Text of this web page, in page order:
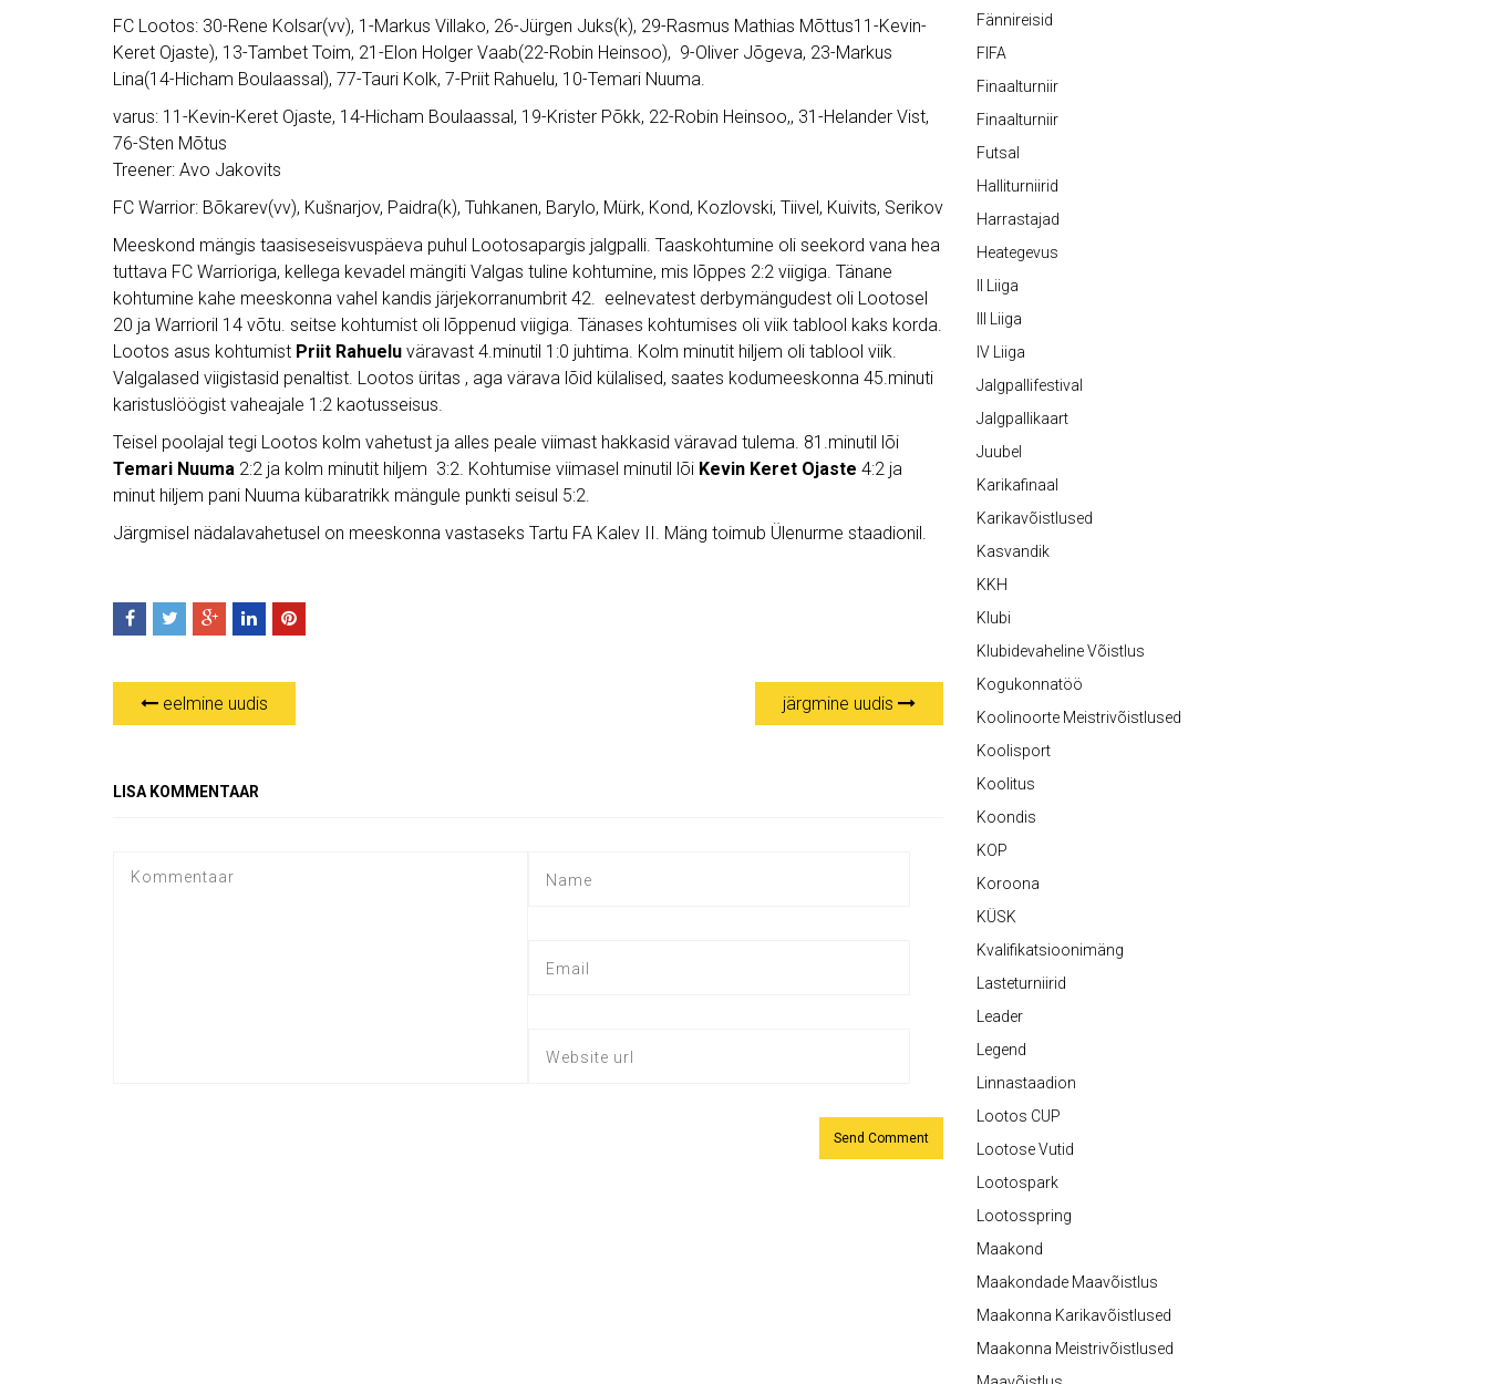
FC Lootos: 30-Rene Kolsar(vv), 1-Markus Villako, 26-Jürgen Juks(k), 29-Rasmus Mathias Mõttus11-Kevin-
Keret Ojaste), 13-Tambet Toim, 21-Elon Holger Vaab(22-Robin Heinsoo), 9-Oliver Jõgeva, 23-Markus
Lina(14-Hicham Boulaassal), 77-Tauri Kolk, 7-Priit Rahuelu, 10-Temari Nuuma.
varus: 11-Kevin-Keret Ojaste, 14-Hicham Boulaassal, 19-Krister Põkk, 22-Robin Heinsoo,, 31-Helander Vist,
76-Sten Mõtus
Treener: Avo Jakovits
FC Warrior: Bõkarev(vv), Kušnarjov, Paidra(k), Tuhkanen, Barylo, Mürk, Kond, Kozlovski, Tiivel, Kuivits, Serikov
Meeskond mängis taasiseseisvuspäeva puhul Lootosapargis jalgpalli. Taaskohtumine oli seekord vana hea
tuttava FC Warrioriga, kellega kevadel mängiti Valgas tuline kohtumine, mis lõppes 2:2 viigiga. Tänane
kohtumine kahe meeskonna vahel kandis järjekorranumbrit 42. eelnevatest derbymängudest oli Lootosel
20 ja Warrioril 14 võtu. seitse kohtumist oli lõppenud viigiga. Tänases kohtumises oli viik tablool kaks korda.
Lootos asus kohtumist Priit Rahuelu väravast 4.minutil 1:0 juhtima. Kolm minutit hiljem oli tablool viik.
Valgalased viigistasid penaltist. Lootos üritas , aga värava lõid külalised, saates kodumeeskonna 45.minuti
karistuslöögist vaheajale 1:2 kaotusseisus.
Teisel poolajal tegi Lootos kolm vahetust ja alles peale viimast hakkasid väravad tulema. 81.minutil lõi
Temari Nuuma 2:2 ja kolm minutit hiljem 3:2. Kohtumise viimasel minutil lõi Kevin Keret Ojaste 4:2 ja
minut hiljem pani Nuuma kübaratrikk mängule punkti seisul 5:2.
Järgmisel nädalavahetusel on meeskonna vastaseks Tartu FA Kalev II. Mäng toimub Ülenurme staadionil.
eelmine uudis järgmine uudis
LISA KOMMENTAAR
Fännireisid
FIFA
Finaalturniir
Finaalturniir
Futsal
Halliturniirid
Harrastajad
Heategevus
II Liiga
III Liiga
IV Liiga
Jalgpallifestival
Jalgpallikaart
Juubel
Karikafinaal
Karikavõistlused
Kasvandik
KKH
Klubi
Klubidevaheline Võistlus
Kogukonnatöö
Koolinoorte Meistrivõistlused
Koolisport
Koolitus
Koondis
KOP
Koroona
KÜSK
Kvalifikatsioonimäng
Lasteturniirid
Leader
Legend
Linnastaadion
Lootos CUP
Lootose Vutid
Lootospark
Lootosspring
Maakond
Maakondade Maavõistlus
Maakonna Karikavõistlused
Maakonna Meistrivõistlused